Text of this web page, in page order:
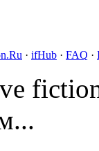
· ifHub · FAQ ·